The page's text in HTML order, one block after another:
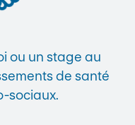
ou un stage au
de santé
sociaux.